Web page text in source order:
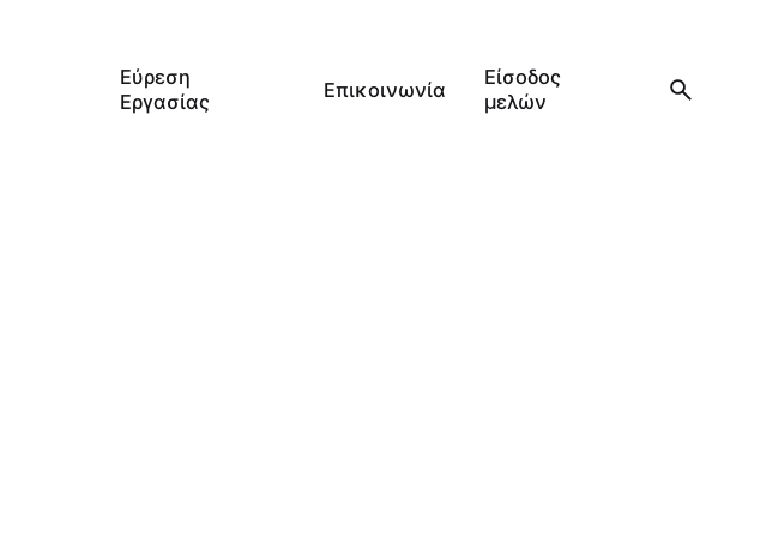
Εύρεση
Εργασίας
Επικοινωνία
Είσοδος
μελών